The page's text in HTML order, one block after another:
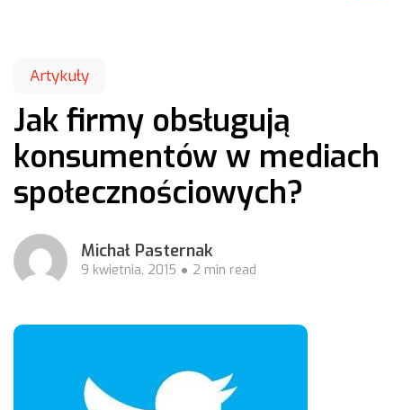
Artykuły
Jak firmy obsługują
konsumentów w mediach
społecznościowych?
Michał Pasternak
9 kwietnia, 2015 2 min read